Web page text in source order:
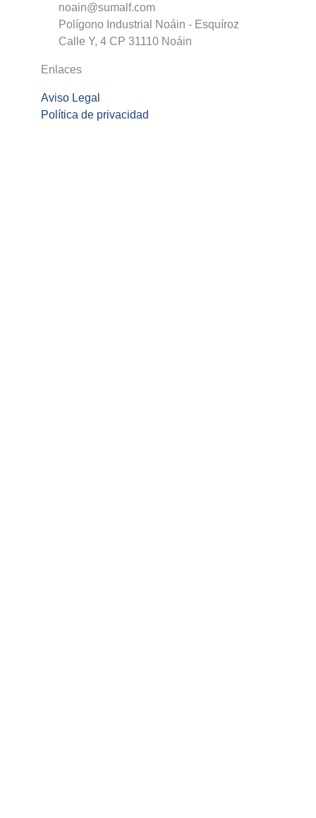
noain@sumalf.com
Polígono Industrial Noáin - Esquíroz
Calle Y, 4 CP 31110 Noáin
Enlaces
Aviso Legal
Política de privacidad